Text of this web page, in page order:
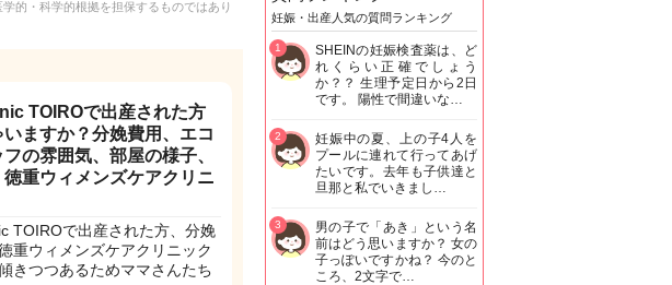
的・科学的根拠を担保するものではあり
TOIROで出産された方
ますか？分娩費用、エコ
の雰囲気、部屋の様子、
重ウィメンズケアクリニ
TOIROで出産された方、分娩
重ウィメンズケアクリニック
きつつあるためママさんたち
妊娠・出産人気の質問ランキング
SHEINの妊娠検査薬は、ど
れくらい正確でしょう
か？？ 生理予定日から2日
です。 陽性で間違いな…
1
妊娠中の夏、上の子4人を
プールに連れて行ってあげ
たいです。去年も子供達と
旦那と私でいきまし…
2
男の子で「あき」という名
前はどう思いますか？ 女の
子っぽいですかね？ 今のと
ころ、2文字で…
3